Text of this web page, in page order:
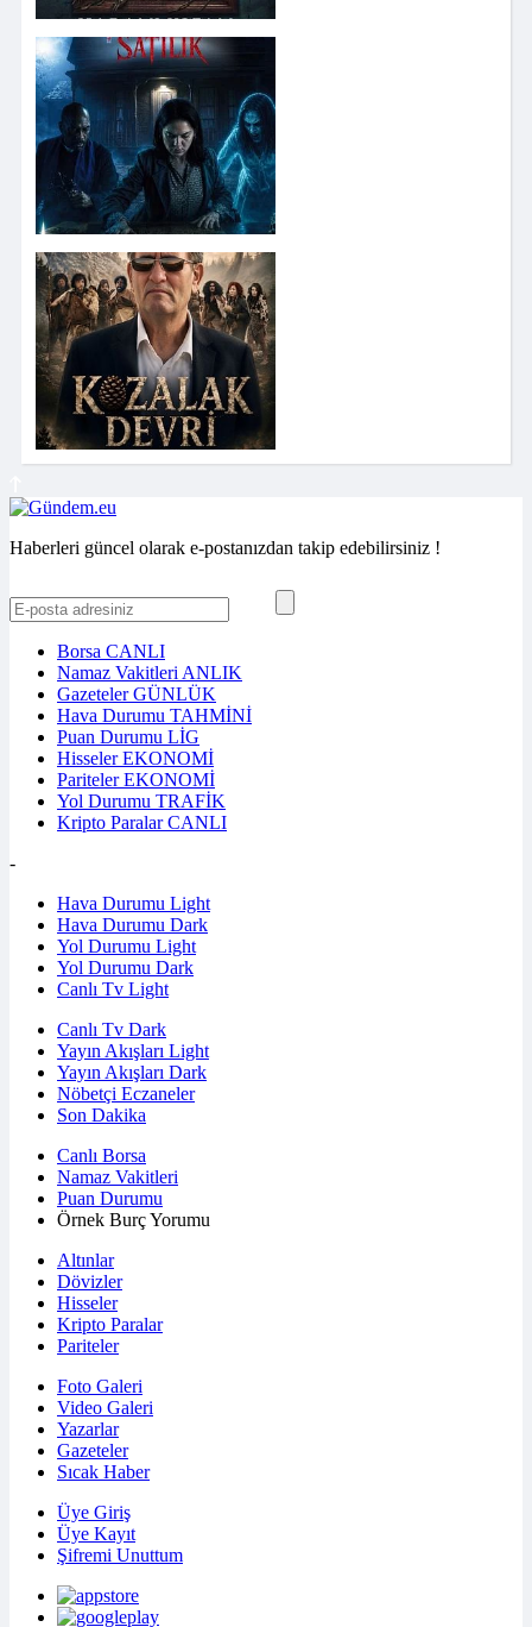
Haberleri güncel olarak e-postanızdan takip edebilirsiniz !
Borsa CANLI
Namaz Vakitleri ANLIK
GazetelerGÜNLÜK
Hava Durumu TAHMİNİ
Puan Durumu LİG
HisselerEKONOMİ
ParitelerEKONOMİ
Yol Durumu TRAFİK
Kripto ParalarCANLI
-
Hava Durumu Light
Hava Durumu Dark
Yol Durumu Light
Yol Durumu Dark
Canlı Tv Light
Canlı Tv Dark
Yayın Akışları Light
Yayın Akışları Dark
Nöbetçi Eczaneler
Son Dakika
Canlı Borsa
Namaz Vakitleri
Puan Durumu
Örnek Burç Yorumu
Altınlar
Dövizler
Hisseler
Kripto Paralar
Pariteler
Foto Galeri
Video Galeri
Yazarlar
Gazeteler
Sıcak Haber
Üye Giriş
Üye Kayıt
Şifremi Unuttum